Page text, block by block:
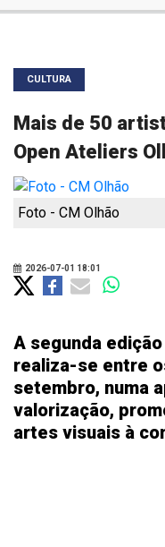
CULTURA
Mais de 50
Open Ateliers
Foto - CM Olhão
2026-07-01 18:01
A segunda
realiza-se entre
setembro, numa
valorização,
artes visuais à